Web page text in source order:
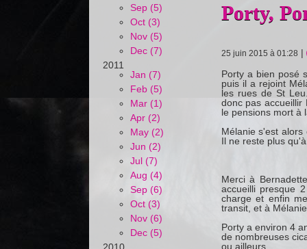
Sep (5)
Oct (3)
Nov (5)
Dec (7)
2011
Jan (7)
Feb (5)
Mar (1)
Apr (2)
May (2)
Jun (2)
Jul (7)
Aug (4)
Sep (6)
Oct (3)
Nov (6)
Dec (5)
2010
Porty,
25 juin 2015 à 01:28 |
Porty a bien posé
puis il a rejoint
les rues de St
donc pas accueillir
le pensions mort à
Mélanie s'est
Il ne reste plus
Merci à
accueilli presque
charge et enfin
transit, et à
Porty a environ 4
de nombreuses
ou ailleurs....